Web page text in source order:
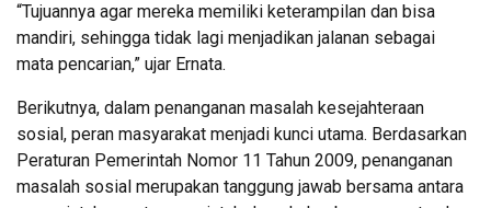
“Tujuannya agar mereka memiliki keterampilan dan bisa
mandiri, sehingga tidak lagi menjadikan jalanan sebagai
mata pencarian,” ujar Ernata.
Berikutnya, dalam penanganan masalah kesejahteraan
sosial, peran masyarakat menjadi kunci utama. Berdasarkan
Peraturan Pemerintah Nomor 11 Tahun 2009, penanganan
masalah sosial merupakan tanggung jawab bersama antara